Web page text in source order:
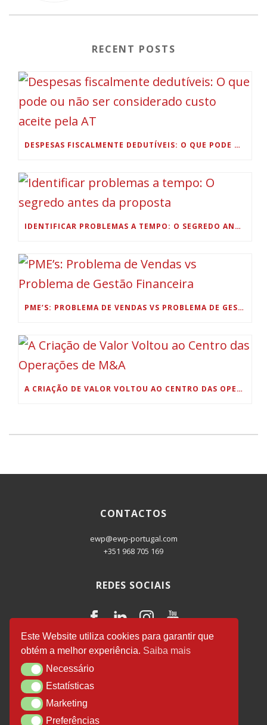
RECENT POSTS
DESPESAS FISCALMENTE DEDUTÍVEIS: O QUE PODE OU NÃO SER CONSIDERADO CUSTO ACEITE PELA AT
IDENTIFICAR PROBLEMAS A TEMPO: O SEGREDO ANTES DA PROPOSTA
PME’S: PROBLEMA DE VENDAS VS PROBLEMA DE GESTÃO FINANCEIRA
A CRIAÇÃO DE VALOR VOLTOU AO CENTRO DAS OPERAÇÕES DE M&A
CONTACTOS
ewp@ewp-portugal.com
+351 968 705 169
REDES SOCIAIS
EWP Business Consulting
Este Website utiliza cookies para garantir que
obtém a melhor experiência. Saiba mais
NecessárioNecessário
EstatísticasEstatísticas
MarketingMarketing
Preferências
Preferências